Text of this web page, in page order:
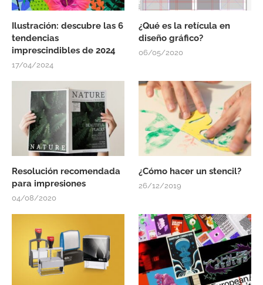
Ilustración: descubre las 6
tendencias
imprescindibles de 2024
17/04/2024
¿Qué es la retícula en
diseño gráfico?
06/05/2020
Resolución recomendada
para impresiones
04/08/2020
¿Cómo hacer un stencil?
26/12/2019